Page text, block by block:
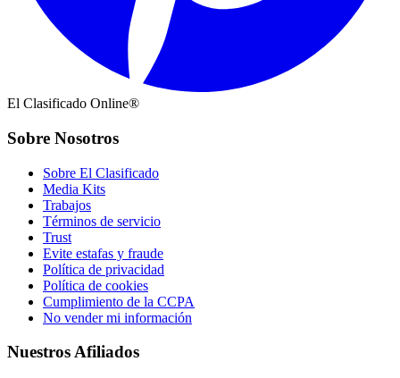
El Clasificado Online®
Sobre Nosotros
Sobre El Clasificado
Media Kits
Trabajos
Términos de servicio
Trust
Evite estafas y fraude
Política de privacidad
Política de cookies
Cumplimiento de la CCPA
No vender mi información
Nuestros Afiliados